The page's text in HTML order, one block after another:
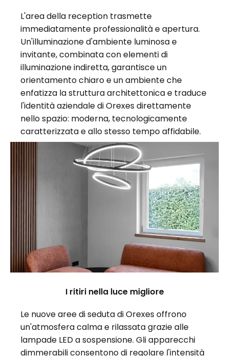
L'area della reception trasmette
immediatamente professionalità e apertura.
Un'illuminazione d'ambiente luminosa e
invitante, combinata con elementi di
illuminazione indiretta, garantisce un
orientamento chiaro e un ambiente che
enfatizza la struttura architettonica e traduce
l'identità aziendale di Orexes direttamente
nello spazio: moderna, tecnologicamente
caratterizzata e allo stesso tempo affidabile.
I ritiri nella luce migliore
Le nuove aree di seduta di Orexes offrono
un'atmosfera calma e rilassata grazie alle
lampade LED a sospensione. Gli apparecchi
dimmerabili consentono di regolare l'intensità